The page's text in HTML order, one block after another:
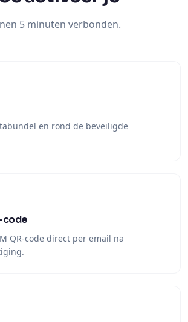
5 minuten verbonden.
en rond de beveiligde
code
QR-code direct per email na